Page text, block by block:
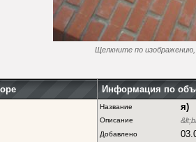
Щелкните по
Информация по
Название я)
Описание
Добавлено